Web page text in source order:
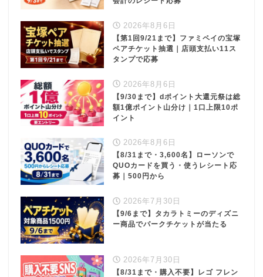
2026年8月6日
【第1回9/21まで】ファミペイの宝塚
ペアチケット抽選｜店頭支払い11ス
タンプで応募
2026年8月6日
【9/30まで】dポイント大還元祭は総
額1億ポイント山分け｜1口上限10ポ
イント
2026年8月6日
【8/31まで・3,600名】ローソンで
QUOカードを買う・使うレシート応
募｜500円から
2026年7月30日
【9/6まで】タカラトミーのディズニ
ー商品でパークチケットが当たる
2026年7月30日
【8/31まで・購入不要】レゴ フレン